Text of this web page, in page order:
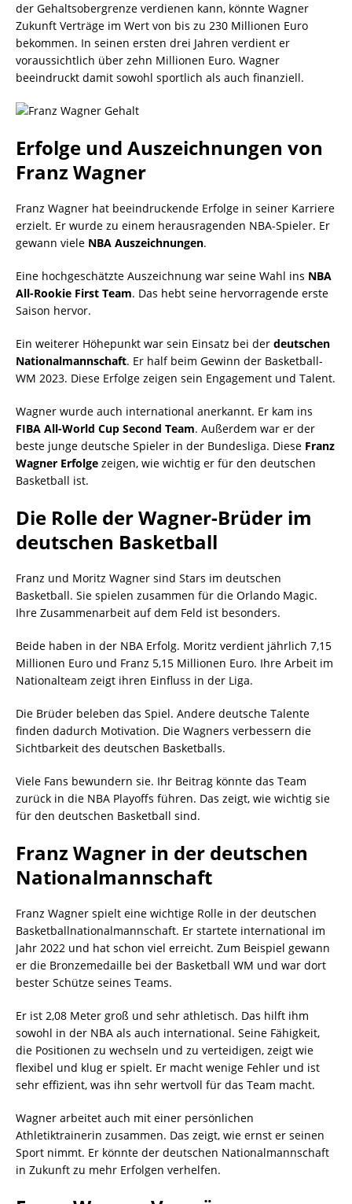
der Gehaltsobergrenze verdienen kann, könnte Wagner
Zukunft Verträge im Wert von bis zu 230 Millionen Euro
bekommen. In seinen ersten drei Jahren verdient er
voraussichtlich über zehn Millionen Euro. Wagner
beeindruckt damit sowohl sportlich als auch finanziell.
Erfolge und Auszeichnungen von
Franz Wagner
Franz Wagner hat beeindruckende Erfolge in seiner Karriere
erzielt. Er wurde zu einem herausragenden NBA-Spieler. Er
gewann viele NBA Auszeichnungen.
Eine hochgeschätzte Auszeichnung war seine Wahl ins NBA
All-Rookie First Team. Das hebt seine hervorragende erste
Saison hervor.
Ein weiterer Höhepunkt war sein Einsatz bei der deutschen
Nationalmannschaft. Er half beim Gewinn der Basketball-
WM 2023. Diese Erfolge zeigen sein Engagement und Talent.
Wagner wurde auch international anerkannt. Er kam ins
FIBA All-World Cup Second Team. Außerdem war er der
beste junge deutsche Spieler in der Bundesliga. Diese Franz
Wagner Erfolge zeigen, wie wichtig er für den deutschen
Basketball ist.
Die Rolle der Wagner-Brüder im
deutschen Basketball
Franz und Moritz Wagner sind Stars im deutschen
Basketball. Sie spielen zusammen für die Orlando Magic.
Ihre Zusammenarbeit auf dem Feld ist besonders.
Beide haben in der NBA Erfolg. Moritz verdient jährlich 7,15
Millionen Euro und Franz 5,15 Millionen Euro. Ihre Arbeit im
Nationalteam zeigt ihren Einfluss in der Liga.
Die Brüder beleben das Spiel. Andere deutsche Talente
finden dadurch Motivation. Die Wagners verbessern die
Sichtbarkeit des deutschen Basketballs.
Viele Fans bewundern sie. Ihr Beitrag könnte das Team
zurück in die NBA Playoffs führen. Das zeigt, wie wichtig sie
für den deutschen Basketball sind.
Franz Wagner in der deutschen
Nationalmannschaft
Franz Wagner spielt eine wichtige Rolle in der deutschen
Basketballnationalmannschaft. Er startete international im
Jahr 2022 und hat schon viel erreicht. Zum Beispiel gewann
er die Bronzemedaille bei der Basketball WM und war dort
bester Schütze seines Teams.
Er ist 2,08 Meter groß und sehr athletisch. Das hilft ihm
sowohl in der NBA als auch international. Seine Fähigkeit,
die Positionen zu wechseln und zu verteidigen, zeigt wie
flexibel und klug er spielt. Er macht wenige Fehler und ist
sehr effizient, was ihn sehr wertvoll für das Team macht.
Wagner arbeitet auch mit einer persönlichen
Athletiktrainerin zusammen. Das zeigt, wie ernst er seinen
Sport nimmt. Er könnte der deutschen Nationalmannschaft
in Zukunft zu mehr Erfolgen verhelfen.